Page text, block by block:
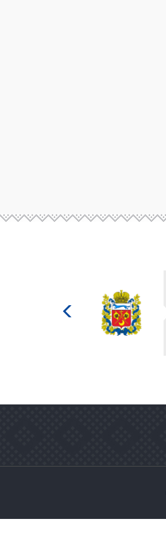
Министерство
культуры
Российской
федерации